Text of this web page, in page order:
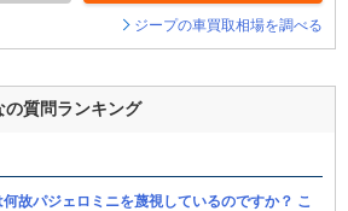
ジープの車買取相場を調べる
の質問ランキング
故パジェロミニを蔑視しているのですか？ こ